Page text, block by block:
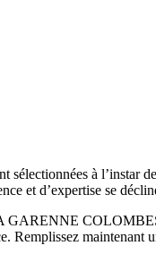
à
et d’expertise se
COLOMBES
Remplissez